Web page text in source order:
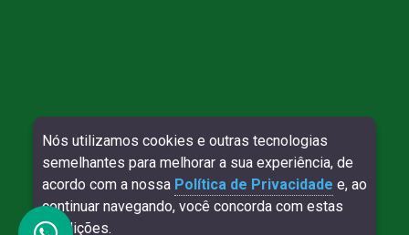
DESENVOLVIMENTO: SITE VERIFICADO:
Nós utilizamos cookies e outras tecnologias
semelhantes para melhorar a sua experiência, de
acordo com a nossa Política de Privacidade e, ao
continuar navegando, você concorda com estas
condições.